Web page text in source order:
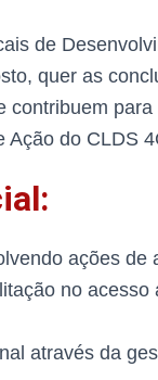
de
quer as
contribuem
do CLDS
ações de
no acesso
através da